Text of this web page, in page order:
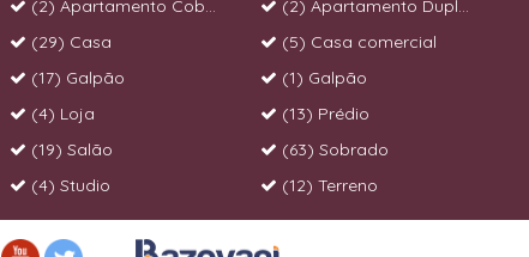
(2) Apartamento Cobertura
(2) Apartamento Duplex
(29) Casa
(5) Casa comercial
(17) Galpão
(1) Galpão
(4) Loja
(13) Prédio
(19) Salão
(63) Sobrado
(4) Studio (12) Terreno